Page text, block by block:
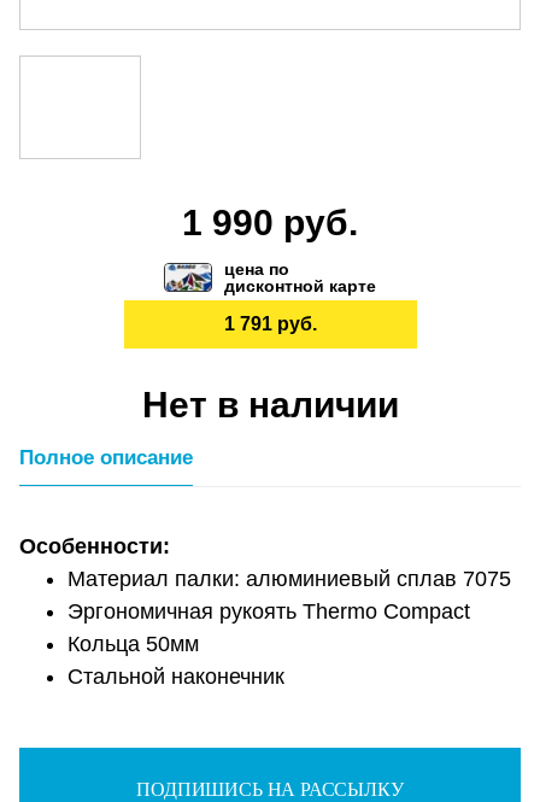
1 990 руб.
цена по
дисконтной карте
1 791 руб.
Нет в наличии
Полное описание
Особенности:
Материал палки: алюминиевый сплав 7075
Эргономичная рукоять Thermo Compact
Кольца 50мм
Стальной наконечник
ПОДПИШИСЬ НА РАССЫЛКУ